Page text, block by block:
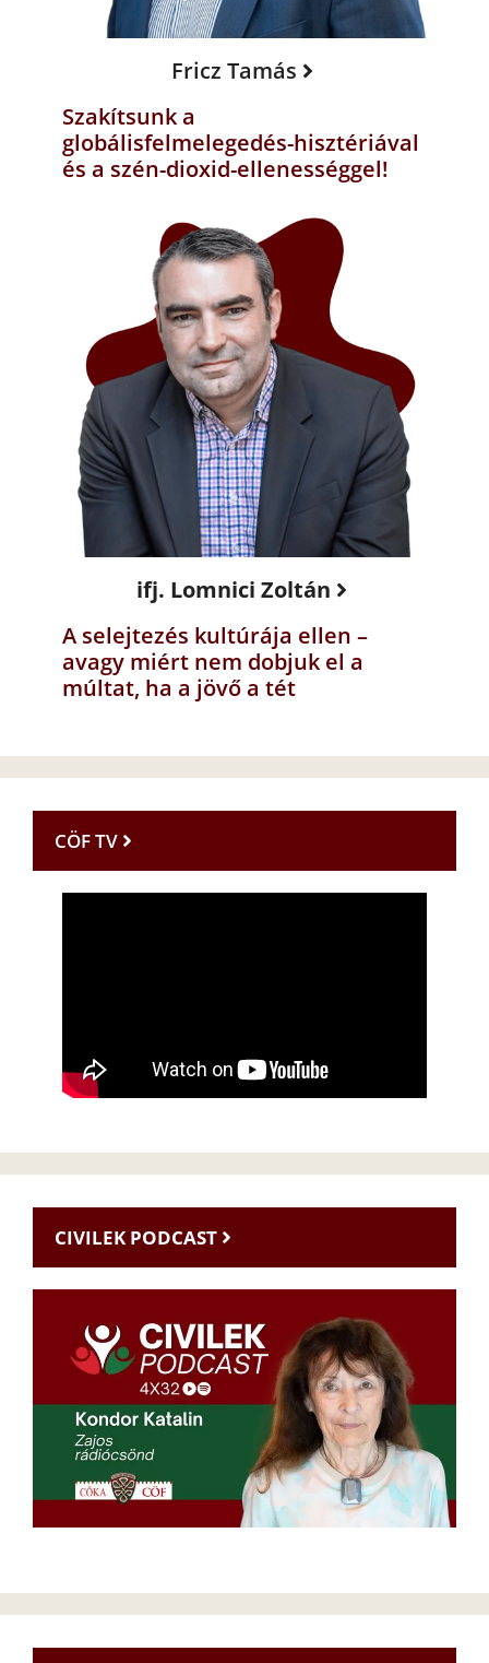
Fricz Tamás
Szakítsunk a
globálisfelmelegedés-hisztériával
és a szén-dioxid-ellenességgel!
ifj. Lomnici Zoltán
A selejtezés kultúrája ellen –
avagy miért nem dobjuk el a
múltat, ha a jövő a tét
CÖF TV
CIVILEK PODCAST